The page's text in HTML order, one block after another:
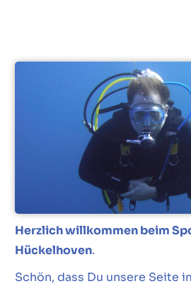
Herzlich willkommen beim
Hückelhoven.
Schön, dass Du unsere Seite